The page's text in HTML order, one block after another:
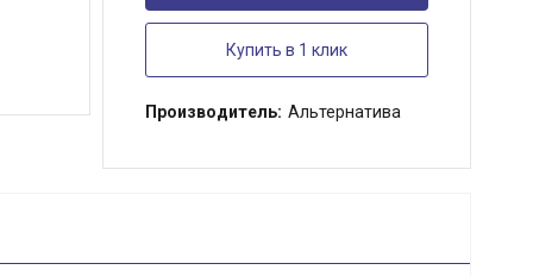
Купить в 1 клик
Производитель: Альтернатива